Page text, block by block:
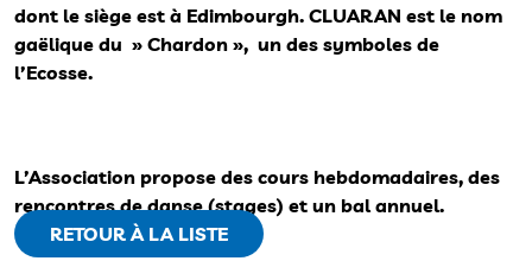
dont le siège est à Edimbourgh. CLUARAN est le nom
gaëlique du » Chardon », un des symboles de
l’Ecosse.
L’Association propose des cours hebdomadaires, des
rencontres de danse (stages) et un bal annuel.
RETOUR À LA LISTE